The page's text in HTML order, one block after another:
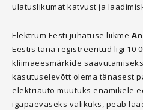
ulatuslikumat katvust ja
Elektrum Eesti juhatuse liikme
Eestis täna registreeritud ligi 10
kliimaeesmärkide
kasutuselevõtt olema tänasest
elektriauto muutuks enamikele
igapäevaseks valikuks, peab